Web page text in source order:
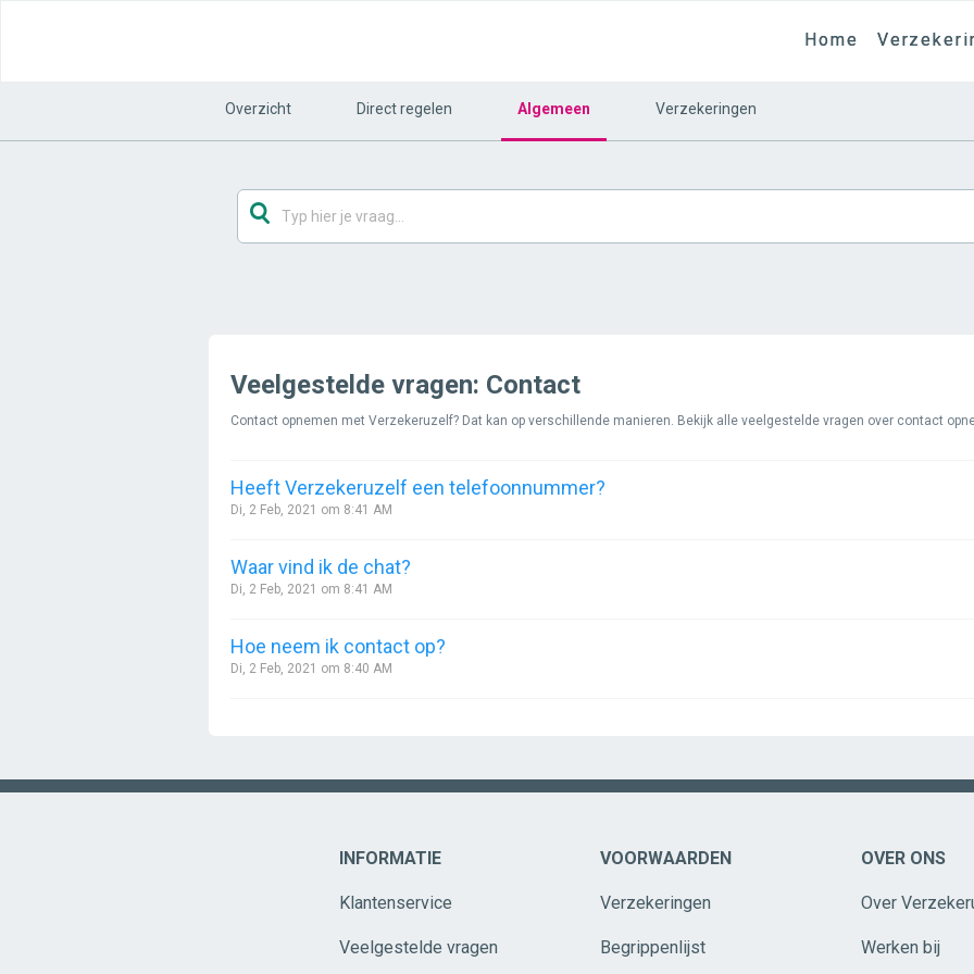
Home
Overzicht Direct regelen Algemeen Verzekeringen
Veelgestelde vragen: Contact
Contact opnemen met Verzekeruzelf? Dat kan op verschillende manieren. Bekijk alle veelgestelde vragen over contact
Heeft Verzekeruzelf een telefoonnummer?
Di, 2 Feb, 2021 om 8:41 AM
Waar vind ik de chat?
Di, 2 Feb, 2021 om 8:41 AM
Hoe neem ik contact op?
Di, 2 Feb, 2021 om 8:40 AM
INFORMATIE
Klantenservice
Veelgestelde vragen
VOORWAARDEN
Verzekeringen
Begrippenlijst
OVER ONS
Over
Werken bij